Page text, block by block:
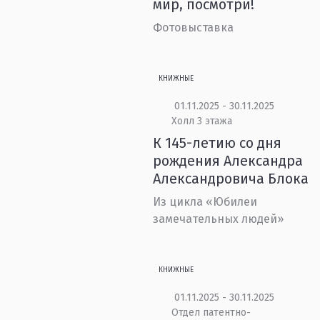
мир, посмотри!
Фотовыставка
КНИЖНЫЕ
01.11.2025 - 30.11.2025
Холл 3 этажа
К 145-летию со дня
рождения Александра
Александровича Блока
Из цикла «Юбилеи
замечательных людей»
КНИЖНЫЕ
01.11.2025 - 30.11.2025
Отдел патентно-